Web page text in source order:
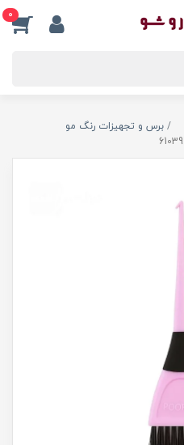
0
برس و تجهیزات رنگ مو